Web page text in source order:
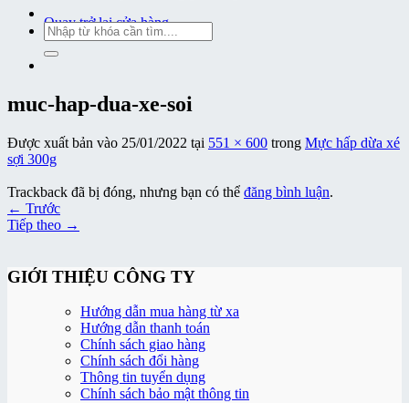
Quay trở lại cửa hàng
Tìm
kiếm:
muc-hap-dua-xe-soi
Được xuất bản vào 25/01/2022 tại 551 × 600 trong Mực hấp dừa xé
sợi 300g
Trackback đã bị đóng, nhưng bạn có thể đăng bình luận.
← Trước
Tiếp theo →
GIỚI THIỆU CÔNG TY
Hướng dẫn mua hàng từ xa
Hướng dẫn thanh toán
Chính sách giao hàng
Chính sách đổi hàng
Thông tin tuyển dụng
Chính sách bảo mật thông tin